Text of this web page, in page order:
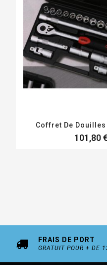
Coffret De Douilles
101,80 €
FRAIS DE PORT
GRATUIT POUR + DE